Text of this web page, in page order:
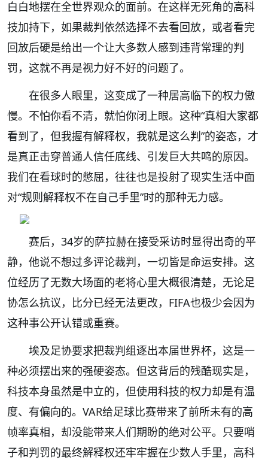
白白地摆在全世界观众的面前。在这样无死角的高科
技加持下，如果裁判依然选择不去看回放，或者看完
回放后硬是给出一个让大多数人感到违背常理的判
罚，这就不再是视力好不好的问题了。
在很多人眼里，这变成了一种居高临下的权力傲
慢。不怕你看不清，就怕你闭上眼。这种“真相大家都
看到了，但我握有解释权，我就是这么判”的姿态，才
是真正击穿普通人信任底线、引发巨大共鸣的原因。
我们在看球时的憋屈，往往也是投射了现实生活中面
对“规则解释权不在自己手里”时的那种无力感。
赛后，34岁的萨拉赫在接受采访时显得出奇的平
静，他说不想过多评论裁判，一切皆是命运安排。这
位经历了无数大场面的老将心里大概很清楚，无论足
协怎么抗议，比分已经无法更改，FIFA也极少会因为
这种事公开认错或重赛。
埃及足协要求把裁判组逐出本届世界杯，这是一
种必须摆出来的强硬姿态。但这背后的残酷现实是，
科技本身虽然是中立的，但使用科技的权力却是有温
度、有偏向的。VAR给足球比赛带来了前所未有的高
帧率真相，却没能带来人们期盼的绝对公平。只要哨
子和判罚的最终解释权还牢牢握在少数人手里，高科